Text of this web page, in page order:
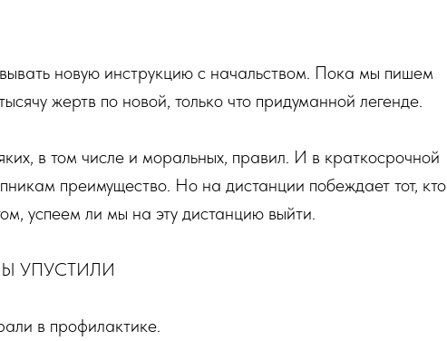
новую инструкцию с начальством. Пока мы пишем
жертв по новой, только что придуманной легенде.
в том числе и моральных, правил. И в краткосрочной
преимущество. Но на дистанции побеждает тот, кто
успеем ли мы на эту дистанцию выйти.
УПУСТИЛИ
в профилактике.